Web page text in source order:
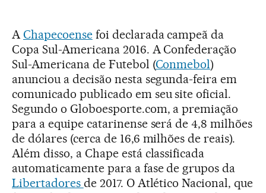
A Chapecoensefoi declarada campeã da
Copa Sul-Americana 2016. A Confederação
Sul-Americana de Futebol (Conmebol)
anunciou a decisão nesta segunda-feira em
comunicado publicado em seu site oficial.
Segundo o Globoesporte.com, a premiação
para a equipe catarinense será de 4,8 milhões
de dólares (cerca de 16,6 milhões de reais).
Além disso, a Chape está classificada
automaticamente para a fase de grupos da
Libertadores de 2017. O Atlético Nacional, que